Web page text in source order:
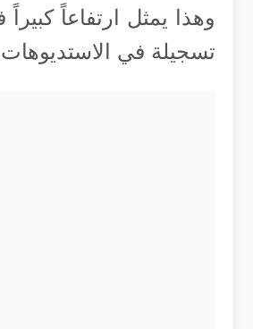
وهذا يمثل ارتفاعاً
تسجيلة في